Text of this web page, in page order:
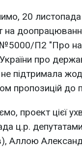
20
П2 "Про
про
підтримала
пропозицій
проект цієї
ц.р.
Аллою